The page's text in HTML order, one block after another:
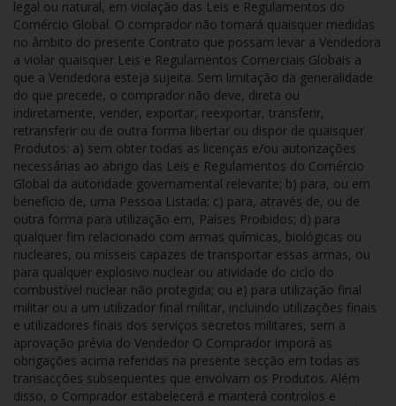
legal ou natural, em violação das Leis e Regulamentos do
Comércio Global. O comprador não tomará quaisquer medidas
no âmbito do presente Contrato que possam levar a Vendedora
a violar quaisquer Leis e Regulamentos Comerciais Globais a
que a Vendedora esteja sujeita. Sem limitação da generalidade
do que precede, o comprador não deve, direta ou
indiretamente, vender, exportar, reexportar, transferir,
retransferir ou de outra forma libertar ou dispor de quaisquer
Produtos: a) sem obter todas as licenças e/ou autorizações
necessárias ao abrigo das Leis e Regulamentos do Comércio
Global da autoridade governamental relevante; b) para, ou em
benefício de, uma Pessoa Listada; c) para, através de, ou de
outra forma para utilização em, Países Proibidos; d) para
qualquer fim relacionado com armas químicas, biológicas ou
nucleares, ou mísseis capazes de transportar essas armas, ou
para qualquer explosivo nuclear ou atividade do ciclo do
combustível nuclear não protegida; ou e) para utilização final
militar ou a um utilizador final militar, incluindo utilizações finais
e utilizadores finais dos serviços secretos militares, sem a
aprovação prévia do Vendedor O Comprador imporá as
obrigações acima referidas na presente secção em todas as
transacções subsequentes que envolvam os Produtos. Além
disso, o Comprador estabelecerá e manterá controlos e